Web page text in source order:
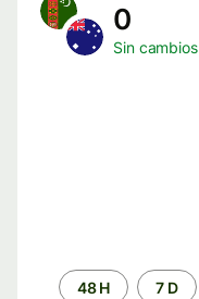
0
Sin cambios
Periodo48 H 7 D